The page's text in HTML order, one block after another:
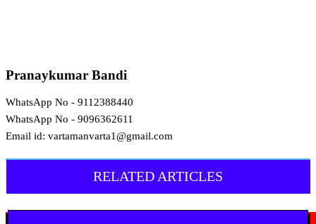
Pranaykumar Bandi
WhatsApp No - 9112388440
WhatsApp No - 9096362611
Email id: vartamanvarta1@gmail.com
RELATED ARTICLES